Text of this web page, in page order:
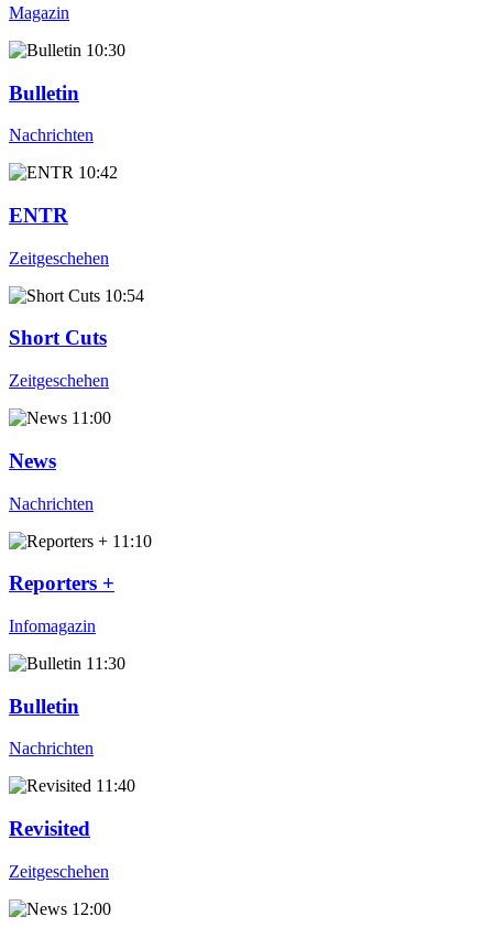
Magazin
10:30
Bulletin
Nachrichten
10:42
ENTR
Zeitgeschehen
10:54
Short Cuts
Zeitgeschehen
11:00
News
Nachrichten
11:10
Reporters +
Infomagazin
11:30
Bulletin
Nachrichten
11:40
Revisited
Zeitgeschehen
12:00